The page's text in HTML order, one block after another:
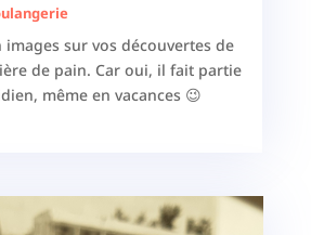
sur vos découvertes de
de pain. Car oui, il fait partie
même en vacances 😉